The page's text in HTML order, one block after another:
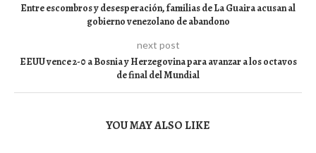
Entre escombros y desesperación, familias de La Guaira acusan al
gobierno venezolano de abandono
next post
EEUU vence 2-0 a Bosnia y Herzegovina para avanzar a los octavos
de final del Mundial
YOU MAY ALSO LIKE